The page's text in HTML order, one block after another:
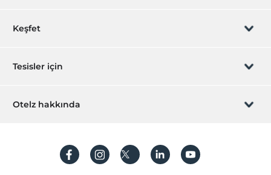
Resepsiyon Hizmetleri
Hızlı check-in/check-out
Market
Hediyelik eşya dükkanı
Rezervasyon yönet
Sıkça sorulan sorular
Keşfet
Hediye Kart
Hesap oluştur
Tesisler için
Hemen tesisinizi ekleyin
Otelz hakkında